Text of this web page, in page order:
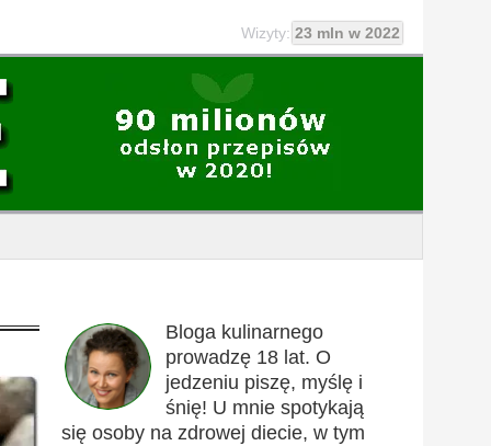
Wizyty: 23 mln w 2022
Bloga kulinarnego
prowadzę 18 lat. O
jedzeniu piszę, myślę i
śnię! U mnie spotykają
się osoby na zdrowej diecie, w tym